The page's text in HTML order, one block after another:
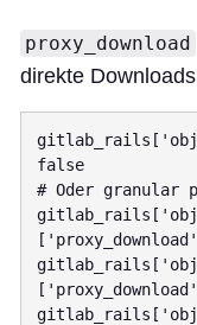
proxy_download
direkte
false
# Oder granular